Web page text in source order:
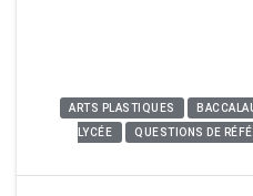
ARTS PLASTIQUES
LYCÉE
QUESTIONS DE